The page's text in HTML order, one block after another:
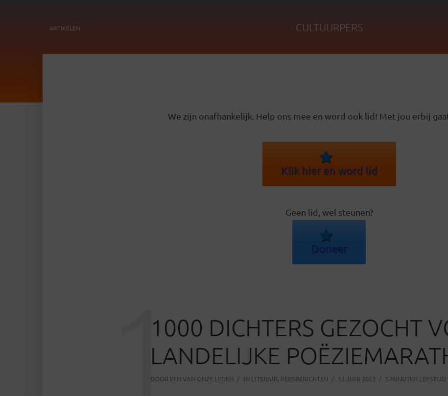
ARTIKELEN CULTUURPERS
We zijn onafhankelijk. Help ons mee en word ook lid! Met jou erbij
Klik hier en word lid
Geen lid, wel steunen?
Doneer
1000 DICHTERS GEZOCHT
LANDELIJKE
DOOR EEN VAN ONZE LEDEN IN LITERAIR, PERSBERICHTEN 13 JUNI 2023 5 MINUTEN LEESTIJD
1